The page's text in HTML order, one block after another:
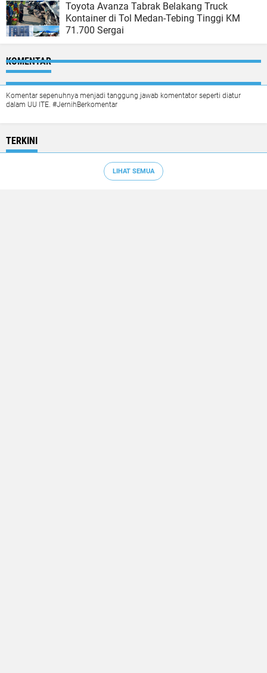
Toyota Avanza Tabrak Belakang Truck
Kontainer di Tol Medan-Tebing Tinggi KM
71.700 Sergai
KOMENTAR
Komentar sepenuhnya menjadi tanggung jawab komentator seperti diatur
dalam UU ITE. #JernihBerkomentar
TERKINI
LIHAT SEMUA